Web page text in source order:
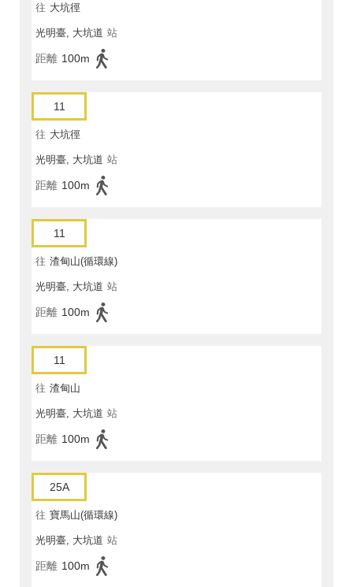
往 大坑徑
光明臺, 大坑道 站
距離 100m
11
往 大坑徑
光明臺, 大坑道 站
距離 100m
11
往 渣甸山(循環線)
光明臺, 大坑道 站
距離 100m
11
往 渣甸山
光明臺, 大坑道 站
距離 100m
25A
往 寶馬山(循環線)
光明臺, 大坑道 站
距離 100m